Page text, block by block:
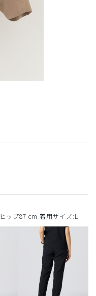
ップ87 cm 着用サイズ:L